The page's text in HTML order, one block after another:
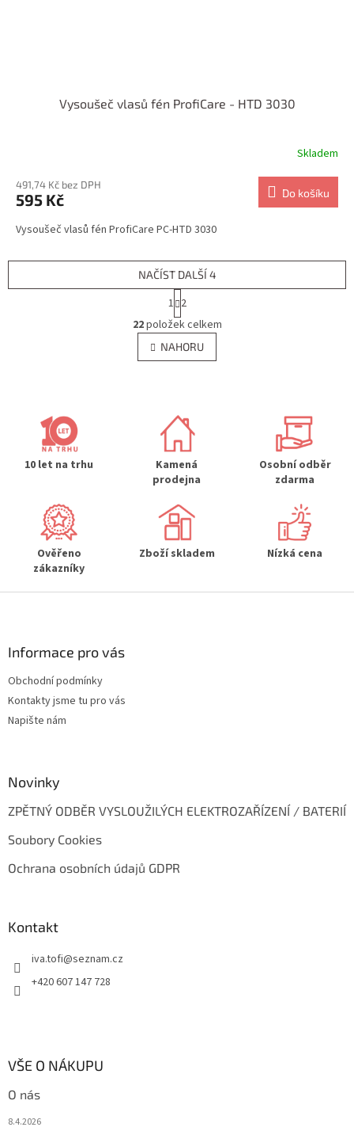
Vysoušeč vlasů fén ProfiCare - HTD 3030
Skladem
491,74 Kč bez DPH
595 Kč Do košíku
Vysoušeč vlasů fén ProfiCare PC-HTD 3030
O
v
l
á
í
p
r
v
k
v
ý
p
i
u
NAČÍST DALŠÍ 4
t
r
á
n
k
n
1 2
22položek celkem
NAHORU
10 let na trhu
Kamená
prodejna
Osobní odběr
zdarma
Ověřeno
zákazníky
Zboží skladem Nízká cena
Informace pro vás
Obchodní podmínky
Kontakty jsme tu pro vás
Napište nám
Novinky
ZPĚTNÝ ODBĚR VYSLOUŽILÝCH ELEKTROZAŘÍZENÍ / BATERIÍ
Soubory Cookies
Ochrana osobních údajů GDPR
Kontakt
iva.tofi@seznam.cz
+420 607 147 728
VŠE O NÁKUPU
O nás
8.4.2026